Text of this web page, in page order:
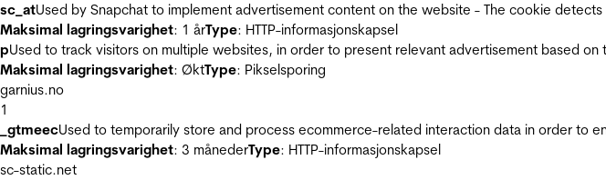
sc_atUsed by Snapchat to implement advertisement content on the website - The cookie
Maksimal lagringsvarighet: 1 årType: HTTP-informasjonskapsel
pUsed to track visitors on multiple websites, in order to present relevant advertisement based on
Maksimal lagringsvarighet: ØktType: Pikselsporing
garnius.no
1
_gtmeecUsed to temporarily store and process ecommerce-related interaction data in order to
Maksimal lagringsvarighet: 3 månederType: HTTP-informasjonskapsel
sc-static.net